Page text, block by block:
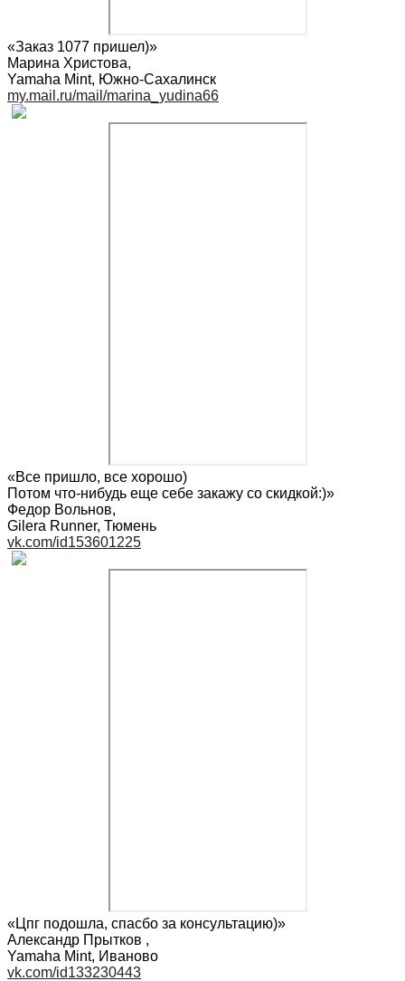
«Заказ 1077 пришел)»
Марина Христова,
Yamaha Mint, Южно-Сахалинск
my.mail.ru/mail/marina_yudina66
«Все пришло, все хорошо)
Потом что-нибудь еще себе закажу со скидкой:)»
Федор Вольнов,
Gilera Runner, Тюмень
vk.com/id153601225
«Цпг подошла, спасбо за консультацию)»
Александр Прытков ,
Yamaha Mint, Иваново
vk.com/id133230443